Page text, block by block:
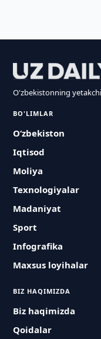
O'zbekistonning
BO'LIMLAR
O‘zbekiston
Iqtisod
Moliya
Texnologiyalar
Madaniyat
Sport
Infografika
Maxsus loyihalar
BIZ HAQIMIZDA
Biz haqimizda
Qoidalar